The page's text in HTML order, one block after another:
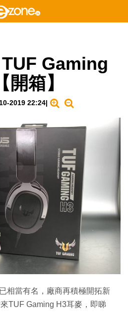
Gaming
開箱】
2019 22:24|
相當有名，廠商再積極開拓新
TUF Gaming H3耳麥，即睇